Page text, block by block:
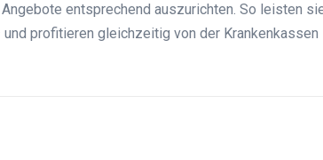
entsprechend auszurichten. So leisten
profitieren gleichzeitig von der Krankenkassen